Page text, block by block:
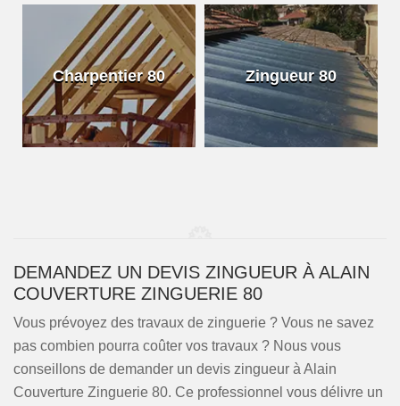
Charpentier 80 Zingueur 80
DEMANDEZ UN DEVIS ZINGUEUR À ALAIN
COUVERTURE ZINGUERIE 80
Vous prévoyez des travaux de zinguerie ? Vous ne savez
pas combien pourra coûter vos travaux ? Nous vous
conseillons de demander un devis zingueur à Alain
Couverture Zinguerie 80. Ce professionnel vous délivre un